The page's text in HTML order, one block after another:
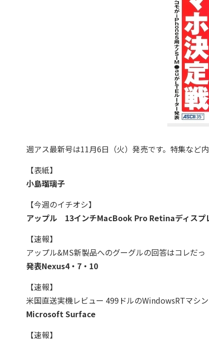
週アス最新号は11月6日（火）発売です。特集など
【表紙】
小島瑠璃子
【今週のイチオシ】
アップル 13インチMacBook Pro Retinaディスプ
【速報】
アップル&MS新製品へのグーグルの回答はコレだっ
発表Nexus4・7・10
【速報】
米国直送実機レビュー 499ドルのWindowsRTマシン
Microsoft Surface
【速報】